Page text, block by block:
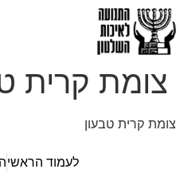
צומת קרית
צומת קרית טבעון
לעמוד הראשי